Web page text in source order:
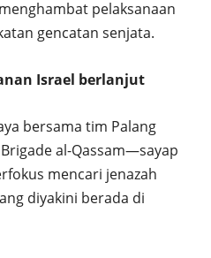
pelaksanaan
gencatan senjata.
Israel berlanjut
bersama tim Palang
al-Qassam—sayap
mencari jenazah
diyakini berada di